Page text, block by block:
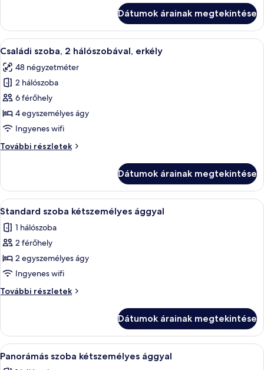
további
részletei
Dátumok árainak megtekintése
A
következő
szoba
összes
képének
megtekintése:
Családi
2
Egy szállodai szoba, amelyben egy
3
Családi szoba, 2 hálószobával, erkély
48 négyzetméter
2 hálószoba
6 férőhely
4 egyszemélyes ágy
Ingyenes wifi
További részletek
Családi
erkély
további
részletei
Dátumok árainak megtekintése
A
következő
szoba
összes
képének
megtekintése:
Standard
szoba
ággyal
Egy szállodai szoba, amelyben
4
Standard szoba kétszemélyes ággyal
1 hálószoba
2 férőhely
2 egyszemélyes ágy
Ingyenes wifi
További részletek
Standard
további
részletei
Dátumok árainak megtekintése
A
következő
Egy szállodai szoba, amelyben
3
Panorámás szoba kétszemélyes ággyal